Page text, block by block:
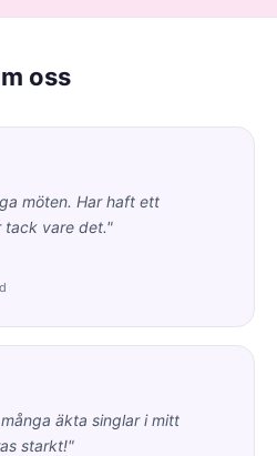
oss
möten. Har haft ett
tack vare det."
äkta singlar i mitt
starkt!"